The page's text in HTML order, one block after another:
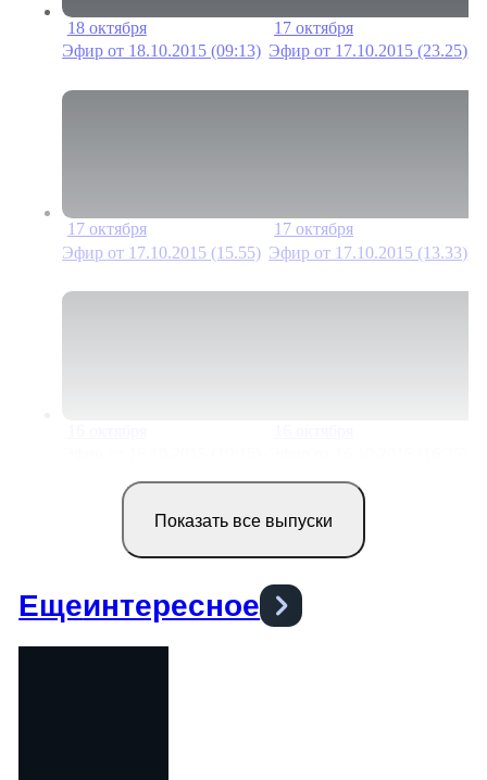
18 октября
20 мин
Эфир от 18.10.2015 (09:13)
17 октября
Эфир от 17.10.2015 (23.25)
17 октября
6 мин
Эфир от 17.10.2015 (15.55)
17 октября
Эфир от 17.10.2015 (13.33)
Показать все выпуски
Ещеинтересное